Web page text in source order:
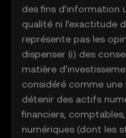
des fins d’information
qualité ni l’exactitude
représente pas les
dispenser (i) des
matière
considéré comme une
détenir des actifs
financiers,
numériques (dont les